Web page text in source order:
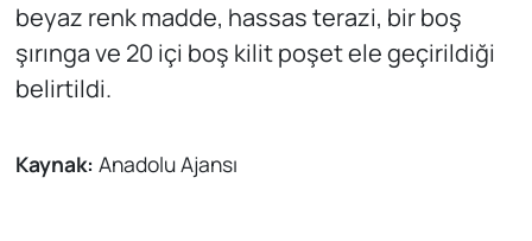
beyaz renk madde, hassas terazi, bir boş
şırınga ve 20 içi boş kilit poşet ele geçirildiği
belirtildi.
Kaynak: Anadolu Ajansı